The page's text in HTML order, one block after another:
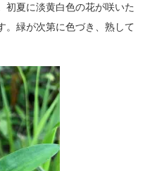
初夏に淡黄白色の花が咲いた
。緑が次第に色づき、熟して